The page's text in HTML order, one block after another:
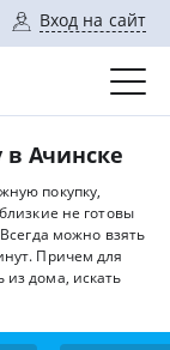
Вход на сайт
в Ачинске
покупку,
не готовы
можно взять
Причем для
из дома, искать